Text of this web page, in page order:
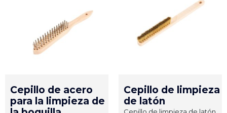
Cepillo de acero
para la limpieza de
Cepillo de limpieza
de latón